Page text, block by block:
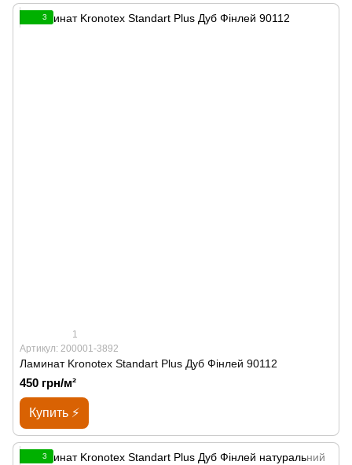
3
1
Артикул: 200001-3892
Ламинат Kronotex Standart Plus Дуб Фінлей 90112
450 грн/м²
Купить ⚡
3